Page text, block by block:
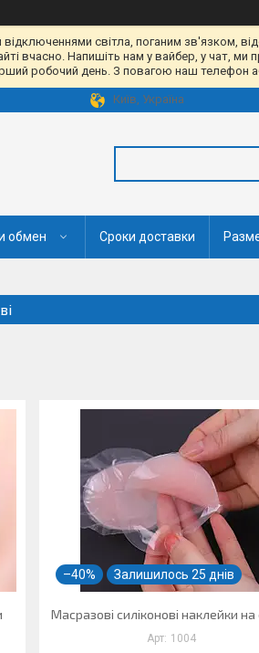
світла, поганим зв'язком,
вчасно. Напишіть нам у вайбер, у чат, ми
робочий день. З повагою наш телефон
Київ, Україна
обмен Сроки доставки
–40% Залишилось 25 днів
Масразові силіконові наклейки на
1004